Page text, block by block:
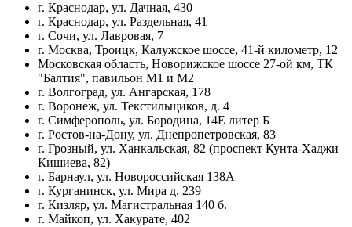
г. Краснодар, ул. Дачная, 430
г. Краснодар, ул. Раздельная, 41
г. Сочи, ул. Лавровая, 7
г. Москва, Троицк, Калужское шоссе, 41-й километр, 12
Московская область, Новорижское шоссе 27-ой км, ТК
"Балтия", павильон М1 и М2
г. Волгоград, ул. Ангарская, 178
г. Воронеж, ул. Текстильщиков, д. 4
г. Симферополь, ул. Бородина, 14Е литер Б
г. Ростов-на-Дону, ул. Днепропетровская, 83
г. Грозный, ул. Ханкальская, 82 (проспект Кунта-Хаджи
Кишиева, 82)
г. Барнаул, ул. Новороссийская 138А
г. Курганинск, ул. Мира д. 239
г. Кизляр, ул. Магистральная 140 б.
г. Майкоп, ул. Хакурате, 402